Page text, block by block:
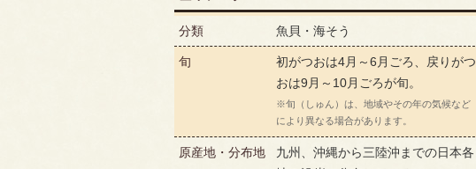
分類 魚貝・海そう
旬
初がつおは4月～6月ごろ、戻りがつ
おは9月～10月ごろが旬。
※旬（しゅん）は、地域やその年の気候など
により異なる場合があります。
原産地・分布地
九州、沖縄から三陸沖までの日本各